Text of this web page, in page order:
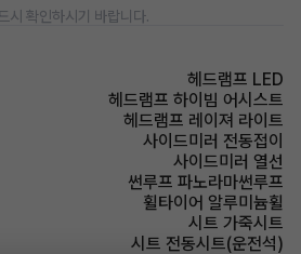
시 확인하시기 바랍니다.
헤드램프 LED
헤드램프 하이빔 어시스트
헤드램프 레이져 라이트
사이드미러 전동접이
사이드미러 열선
썬루프 파노라마썬루프
휠타이어 알루미늄휠
시트 가죽시트
시트 전동시트(운전석)